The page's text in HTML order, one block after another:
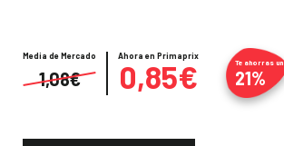
Precio
Media de Mercado
1,08€
Ahora en Primaprix
0,85€ Te ahorras un
21%